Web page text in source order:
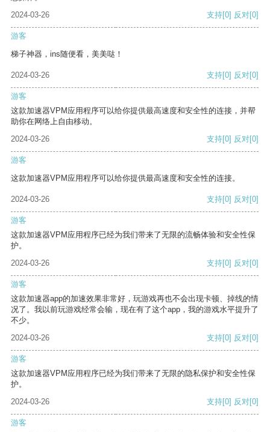
2024-03-26
支持[0] 反对[0]
游客
梯子神器，ins随便看，美美哒！
2024-03-26 支持[0] 反对[0]
游客
这款加速器VPM应用程序可以给你提供最高速度和安全性的连接，并帮
助你在网络上自由移动。
2024-03-26
支持[0] 反对[0]
游客
这款加速器VPM应用程序可以给你提供最高速度和安全性的连接。
2024-03-26 支持[0] 反对[0]
游客
这款加速器VPM应用程序已经为我们带来了无限的流畅体验和安全性保
护。
2024-03-26
支持[0] 反对[0]
游客
这款加速器app的加速效果非常好，玩游戏再也不会出现卡顿、掉线的情
况了。我以前玩游戏经常会输，现在有了这个app，我的游戏水平提升了
不少。
2024-03-26
支持[0] 反对[0]
游客
这款加速器VPM应用程序已经为我们带来了无限的隐私保护和安全性保
护。
2024-03-26
支持[0] 反对[0]
游客